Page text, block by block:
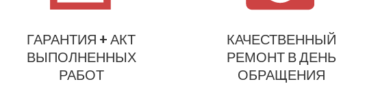
ГАРАНТИЯ + АКТ
ВЫПОЛНЕННЫХ
РАБОТ
КАЧЕСТВЕННЫЙ
РЕМОНТ В ДЕНЬ
ОБРАЩЕНИЯ